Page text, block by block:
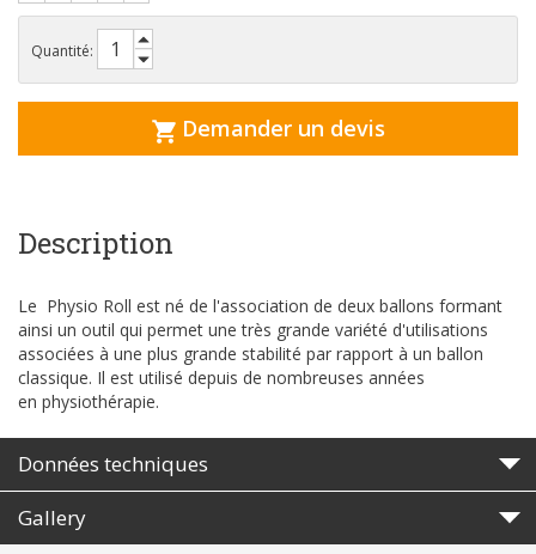
Quantité:
Demander un devis
Description
Le Physio Roll est né de l'association de deux ballons formant
ainsi un outil qui permet une très grande variété d'utilisations
associées à une plus grande stabilité par rapport à un ballon
classique. Il est utilisé depuis de nombreuses années
en physiothérapie.
Données techniques
Gallery